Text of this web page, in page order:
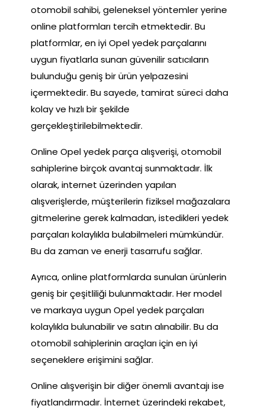
otomobil sahibi, geleneksel yöntemler yerine
online platformları tercih etmektedir. Bu
platformlar, en iyi Opel yedek parçalarını
uygun fiyatlarla sunan güvenilir satıcıların
bulunduğu geniş bir ürün yelpazesini
içermektedir. Bu sayede, tamirat süreci daha
kolay ve hızlı bir şekilde
gerçekleştirilebilmektedir.
Online Opel yedek parça alışverişi, otomobil
sahiplerine birçok avantaj sunmaktadır. İlk
olarak, internet üzerinden yapılan
alışverişlerde, müşterilerin fiziksel mağazalara
gitmelerine gerek kalmadan, istedikleri yedek
parçaları kolaylıkla bulabilmeleri mümkündür.
Bu da zaman ve enerji tasarrufu sağlar.
Ayrıca, online platformlarda sunulan ürünlerin
geniş bir çeşitliliği bulunmaktadır. Her model
ve markaya uygun Opel yedek parçaları
kolaylıkla bulunabilir ve satın alınabilir. Bu da
otomobil sahiplerinin araçları için en iyi
seçeneklere erişimini sağlar.
Online alışverişin bir diğer önemli avantajı ise
fiyatlandırmadır. İnternet üzerindeki rekabet,